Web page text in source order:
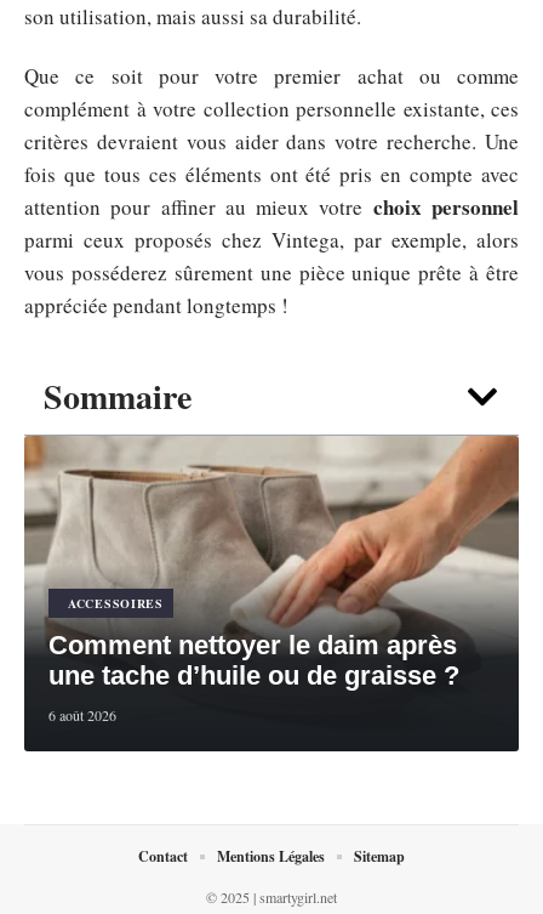
Sommaire
ACCESSOIRES
Comment nettoyer le daim après
une tache d’huile ou de graisse ?
6 août 2026
son utilisation, mais aussi sa durabilité.
Que ce soit pour votre premier achat ou comme
complément à votre collection personnelle existante, ces
critères devraient vous aider dans votre recherche. Une
fois que tous ces éléments ont été pris en compte avec
attention pour affiner au mieux votre choix personnel
parmi ceux proposés chez Vintega, par exemple, alors
vous posséderez sûrement une pièce unique prête à être
appréciée pendant longtemps !
© 2025 | smartygirl.net
Contact Mentions Légales Sitemap